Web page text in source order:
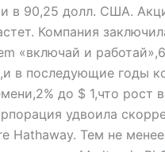
в 90,25 долл. США.
Компания
«включай и
в последующие годы
до $ 1,что
удвоила
Hathaway. Тем не